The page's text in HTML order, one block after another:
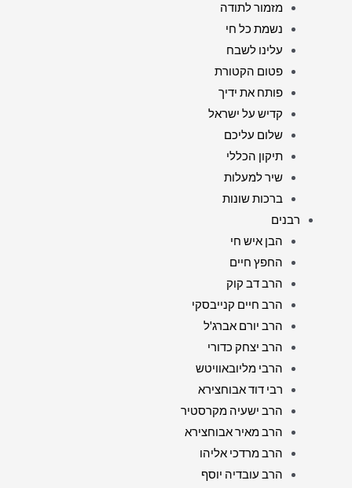
מזמור לתודה
נשמת כל חי
עלינו לשבח
פטום הקטורת
פותח את ידיך
קדיש על ישראל
שלום עליכם
תיקון הכללי
שיר למעלות
ברכות שונות
רבנים
הבן איש חי
החפץ חיים
הרב דב קוק
הרב חיים קנייבסקי
הרב יורם אברג'ל
הרב יצחק כדורי
הרבי מליובאוויטש
רבי דוד אבוחצירא
הרב ישעיה מקרסטיר
הרב מאיר אבוחצירא
הרב מרדכי אליהו
הרב עובדיה יוסף